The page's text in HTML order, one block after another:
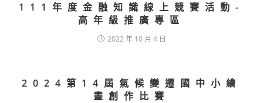
111年度金融知識線上競賽活動-
高年級推廣專區
2022 年 10 月 4 日
2024第14屆氣候變遷國中小繪
畫創作比賽